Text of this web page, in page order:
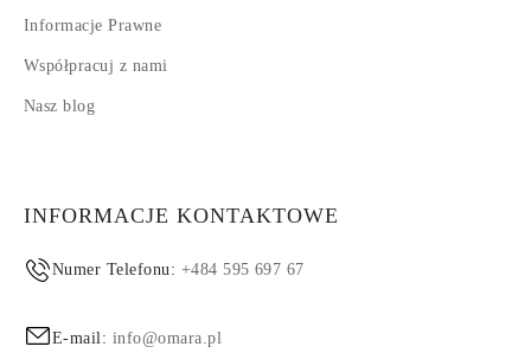
Informacje Prawne
Współpracuj z nami
Nasz blog
INFORMACJE KONTAKTOWE
Numer Telefonu: +484 595 697 67
E-mail: info@omara.pl